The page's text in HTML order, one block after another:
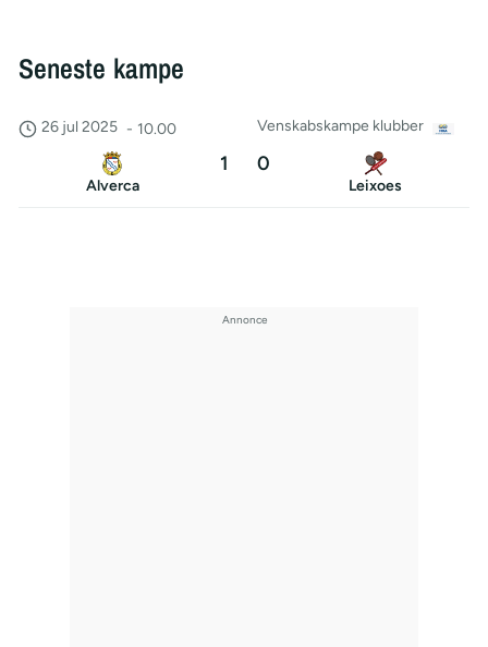
Seneste kampe
Venskabskampe klubber
26 jul 2025 - 10.00
Alverca
1 0
Leixoes